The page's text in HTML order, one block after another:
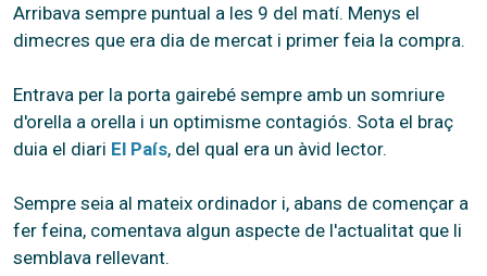
Arribava sempre puntual a les 9 del matí. Menys el
dimecres que era dia de mercat i primer feia la compra.
Entrava per la porta gairebé sempre amb un somriure
d'orella a orella i un optimisme contagiós. Sota el braç
duia el diari El País, del qual era un àvid lector.
Sempre seia al mateix ordinador i, abans de començar a
fer feina, comentava algun aspecte de l'actualitat que li
semblava rellevant.